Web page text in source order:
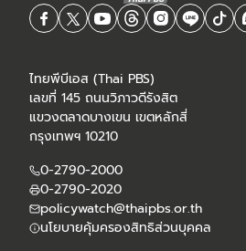
ไทยพีบีเอส (Thai PBS)
เลขที่ 145 ถนนวิภาวดีรังสิต
แขวงตลาดบางเขน เขตหลักสี่
กรุงเทพฯ 10210
0-2790-2000
0-2790-2020
policywatch@thaipbs.or.th
นโยบายคุ้มครองสิทธิส่วนบุคคล